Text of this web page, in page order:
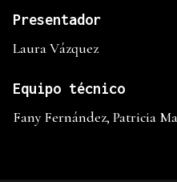
Presentador
Laura Vázquez
Equipo técnico
Fany Fernández, Patricia